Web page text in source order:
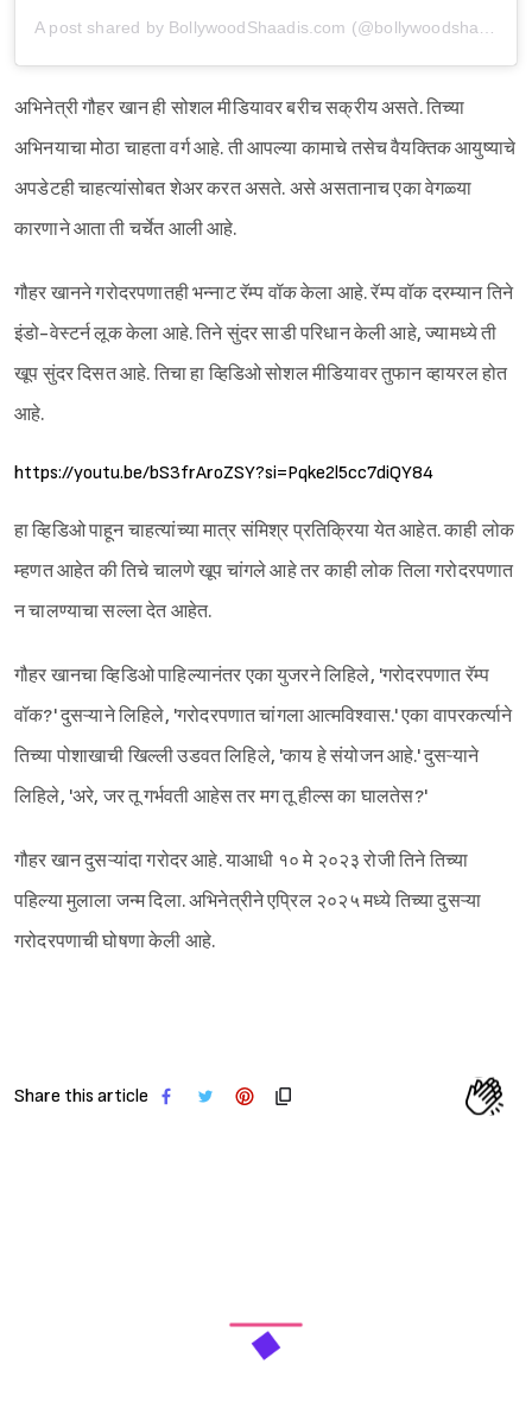
Sign in
अभिनेत्री गौहर खान ही सोशल मीडियावर बरीच सक्रीय असते. तिच्या
अभिनयाचा मोठा चाहता वर्ग आहे. ती आपल्या कामाचे तसेच वैयक्तिक आयुष्याचे
अपडेटही चाहत्यांसोबत शेअर करत असते. असे असतानाच एका वेगळ्या
कारणाने आता ती चर्चेत आली आहे.
गौहर खानने गरोदरपणातही भन्नाट रॅम्प वॉक केला आहे. रॅम्प वॉक दरम्यान तिने
इंडो-वेस्टर्न लूक केला आहे. तिने सुंदर साडी परिधान केली आहे, ज्यामध्ये ती
खूप सुंदर दिसत आहे. तिचा हा व्हिडिओ सोशल मीडियावर तुफान व्हायरल होत
आहे.
https://youtu.be/bS3frAroZSY?si=Pqke2l5cc7diQY84
हा व्हिडिओ पाहून चाहत्यांच्या मात्र संमिश्र प्रतिक्रिया येत आहेत. काही लोक
म्हणत आहेत की तिचे चालणे खूप चांगले आहे तर काही लोक तिला गरोदरपणात
न चालण्याचा सल्ला देत आहेत.
गौहर खानचा व्हिडिओ पाहिल्यानंतर एका युजरने लिहिले, 'गरोदरपणात रॅम्प
वॉक?' दुसऱ्याने लिहिले, 'गरोदरपणात चांगला आत्मविश्वास.' एका वापरकर्त्याने
तिच्या पोशाखाची खिल्ली उडवत लिहिले, 'काय हे संयोजन आहे.' दुसऱ्याने
लिहिले, 'अरे, जर तू गर्भवती आहेस तर मग तू हील्स का घालतेस?'
गौहर खान दुसऱ्यांदा गरोदर आहे. याआधी १० मे २०२३ रोजी तिने तिच्या
पहिल्या मुलाला जन्म दिला. अभिनेत्रीने एप्रिल २०२५ मध्ये तिच्या दुसऱ्या
गरोदरपणाची घोषणा केली आहे.
Share this article